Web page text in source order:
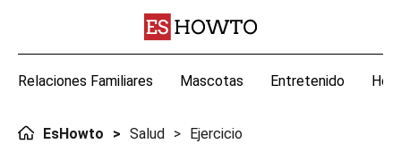
Relaciones Familiares Mascotas Entretenido
EsHowto Salud Ejercicio